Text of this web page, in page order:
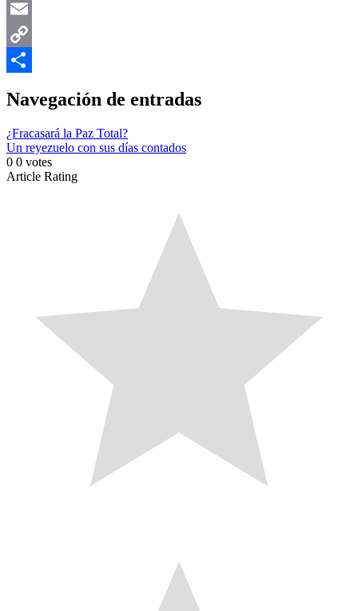
WhatsApp
Email
Copy
Navegación de entradas
¿Fracasará la Paz Total?
Un reyezuelo con sus días contados
0 0 votes
Article Rating